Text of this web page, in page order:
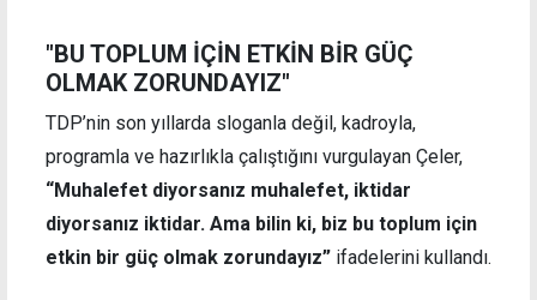
"BU TOPLUM İÇİN ETKİN BİR GÜÇ
OLMAK ZORUNDAYIZ"
TDP’nin son yıllarda sloganla değil, kadroyla,
programla ve hazırlıkla çalıştığını vurgulayan Çeler,
“Muhalefet diyorsanız muhalefet, iktidar
diyorsanız iktidar. Ama bilin ki, biz bu toplum için
etkin bir güç olmak zorundayız” ifadelerini kullandı.